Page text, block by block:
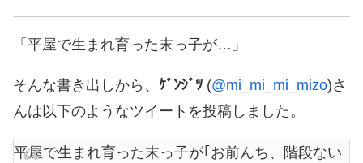
「平屋で生まれ育った末っ子が…」
そんな書き出しから、 ｹﾞﾝｼﾞﾂ (@mi_mi_mi_mizo)さ
んは以下のようなツイートを投稿しました。
平屋で生まれ育った末っ子が｢お前んち、階段ない